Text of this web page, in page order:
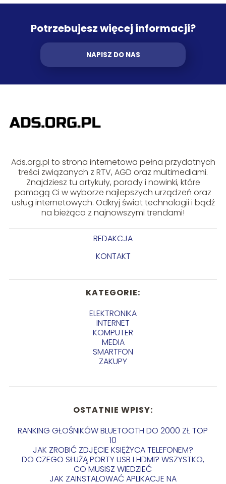
Potrzebujesz więcej informacji?
NAPISZ DO NAS
Ads.org.pl to strona internetowa pełna przydatnych
treści związanych z RTV, AGD oraz multimediami.
Znajdziesz tu artykuły, porady i nowinki, które
pomogą Ci w wyborze najlepszych urządzeń oraz
usług internetowych. Odkryj świat technologii i bądź
na bieżąco z najnowszymi trendami!
REDAKCJA
KONTAKT
KATEGORIE:
ELEKTRONIKA
INTERNET
KOMPUTER
MEDIA
SMARTFON
ZAKUPY
OSTATNIE WPISY:
RANKING GŁOŚNIKÓW BLUETOOTH DO 2000 ZŁ TOP
10
JAK ZROBIĆ ZDJĘCIE KSIĘŻYCA TELEFONEM?
DO CZEGO SŁUŻĄ PORTY USB I HDMI? WSZYSTKO,
CO MUSISZ WIEDZIEĆ
JAK ZAINSTALOWAĆ APLIKACJE NA